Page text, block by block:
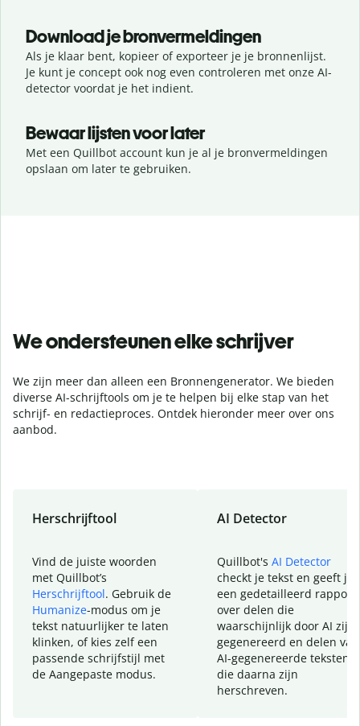
Download je bronvermeldingen
Als je klaar bent, kopieer of exporteer je je bronnenlijst.
Je kunt je concept ook nog even controleren met onze AI-
detector voordat je het indient.
Bewaar lijsten voor later
Met een Quillbot account kun je al je bronvermeldingen
opslaan om later te gebruiken.
We ondersteunen elke schrijver
We zijn meer dan alleen een Bronnengenerator. We bieden
diverse AI-schrijftools om je te helpen bij elke stap van het
schrijf- en redactieproces. Ontdek hieronder meer over ons
aanbod.
Herschrijftool
Vind de juiste woorden
met Quillbot’s
Herschrijftool. Gebruik de
Humanize-modus om je
tekst natuurlijker te laten
klinken, of kies zelf een
passende schrijfstijl met
de Aangepaste modus.
AI Detector
Quillbot's AI Detector
checkt je tekst en geeft je
een gedetailleerd rapport
over delen die
waarschijnlijk door AI zijn
gegenereerd en delen van
AI-gegenereerde teksten
die daarna zijn
herschreven.